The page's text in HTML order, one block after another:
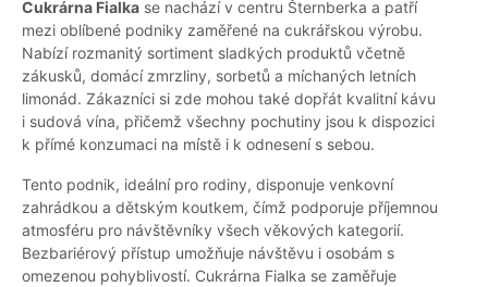
Cukrárna Fialka se nachází v centru Šternberka a patří
mezi oblíbené podniky zaměřené na cukrářskou výrobu.
Nabízí rozmanitý sortiment sladkých produktů včetně
zákusků, domácí zmrzliny, sorbetů a míchaných letních
limonád. Zákazníci si zde mohou také dopřát kvalitní kávu
i sudová vína, přičemž všechny pochutiny jsou k dispozici
k přímé konzumaci na místě i k odnesení s sebou.
Tento podnik, ideální pro rodiny, disponuje venkovní
zahrádkou a dětským koutkem, čímž podporuje příjemnou
atmosféru pro návštěvníky všech věkových kategorií.
Bezbariérový přístup umožňuje návštěvu i osobám s
omezenou pohyblivostí. Cukrárna Fialka se zaměřuje